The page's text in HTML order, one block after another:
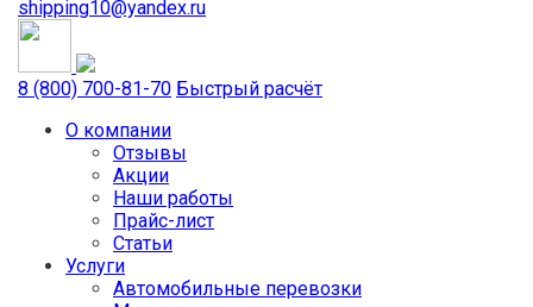
shipping10@yandex.ru
8 (800) 700-81-70 Быстрый расчёт
О компании
Отзывы
Акции
Наши работы
Прайс-лист
Статьи
Услуги
Автомобильные перевозки